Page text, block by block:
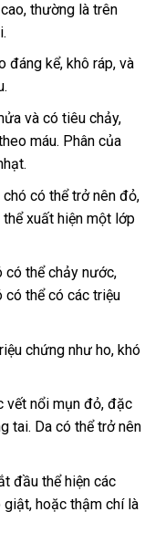
thường là trên
đáng kể, khô ráp, và
và có tiêu chảy,
máu. Phân của
có thể trở nên đỏ,
xuất hiện một lớp
có thể chảy nước,
có thể có các triệu
chứng như ho, khó
vết nổi mụn đỏ, đặc
tai. Da có thể trở nên
đầu thể hiện các
giật, hoặc thậm chí là